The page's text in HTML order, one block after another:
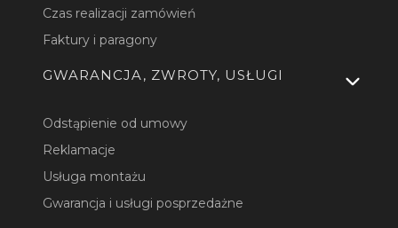
Czas realizacji zamówień
Faktury i paragony
GWARANCJA, ZWROTY, USŁUGI
Odstąpienie od umowy
Reklamacje
Usługa montażu
Gwarancja i usługi posprzedażne